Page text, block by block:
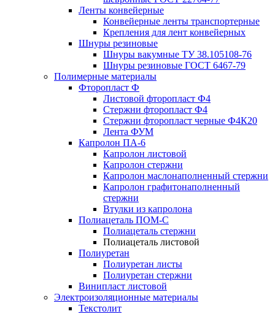
Ленты конвейерные
Конвейерные ленты транспортерные
Крепления для лент конвейерных
Шнуры резиновые
Шнуры вакумные ТУ 38.105108-76
Шнуры резиновые ГОСТ 6467-79
Полимерные материалы
Фторопласт Ф
Листовой фторопласт Ф4
Стержни фторопласт Ф4
Стержни фторопласт черные Ф4К20
Лента ФУМ
Капролон ПА-6
Капролон листовой
Капролон стержни
Капролон маслонаполненный стержни
Капролон графитонаполненный
стержни
Втулки из капролона
Полиацеталь ПОМ-С
Полиацеталь стержни
Полиацеталь листовой
Полиуретан
Полиуретан листы
Полиуретан стержни
Винипласт листовой
Электроизоляционные материалы
Текстолит